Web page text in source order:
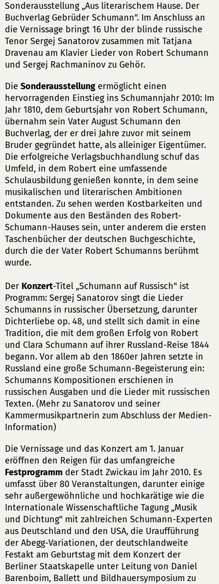
Sonderausstellung „Aus literarischem Hause. Der
Buchverlag Gebrüder Schumann". Im Anschluss an
die Vernissage bringt 16 Uhr der blinde russische
Tenor Sergej Sanatorov zusammen mit Tatjana
Dravenau am Klavier Lieder von Robert Schumann
und Sergej Rachmaninov zu Gehör.
Die Sonderausstellung ermöglicht einen
hervorragenden Einstieg ins Schumannjahr 2010: Im
Jahr 1810, dem Geburtsjahr von Robert Schumann,
übernahm sein Vater August Schumann den
Buchverlag, der er drei Jahre zuvor mit seinem
Bruder gegründet hatte, als alleiniger Eigentümer.
Die erfolgreiche Verlagsbuchhandlung schuf das
Umfeld, in dem Robert eine umfassende
Schulausbildung genießen konnte, in dem seine
musikalischen und literarischen Ambitionen
entstanden. Zu sehen werden Kostbarkeiten und
Dokumente aus den Beständen des Robert-
Schumann-Hauses sein, unter anderem die ersten
Taschenbücher der deutschen Buchgeschichte,
durch die der Vater Robert Schumanns berühmt
wurde.
Der Konzert-Titel „Schumann auf Russisch" ist
Programm: Sergej Sanatorov singt die Lieder
Schumanns in russischer Übersetzung, darunter
Dichterliebe op. 48, und stellt sich damit in eine
Tradition, die mit dem großen Erfolg von Robert
und Clara Schumann auf ihrer Russland-Reise 1844
begann. Vor allem ab den 1860er Jahren setzte in
Russland eine große Schumann-Begeisterung ein:
Schumanns Kompositionen erschienen in
russischen Ausgaben und die Lieder mit russischen
Texten. (Mehr zu Sanatorov und seiner
Kammermusikpartnerin zum Abschluss der Medien-
Information)
Die Vernissage und das Konzert am 1. Januar
eröffnen den Reigen für das umfangreiche
Festprogramm der Stadt Zwickau im Jahr 2010. Es
umfasst über 80 Veranstaltungen, darunter einige
sehr außergewöhnliche und hochkarätige wie die
Internationale Wissenschaftliche Tagung „Musik
und Dichtung" mit zahlreichen Schumann-Experten
aus Deutschland und den USA, die Uraufführung
der Abegg-Variationen, der deutschlandweite
Festakt am Geburtstag mit dem Konzert der
Berliner Staatskapelle unter Leitung von Daniel
Barenboim, Ballett und Bildhauersymposium zu